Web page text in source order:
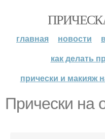
главная новости
как делать
прически и макияж
Прически на